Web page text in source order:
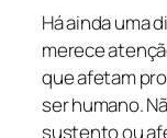
Há ainda uma
merece
que afetam
ser humano.
sustento ou